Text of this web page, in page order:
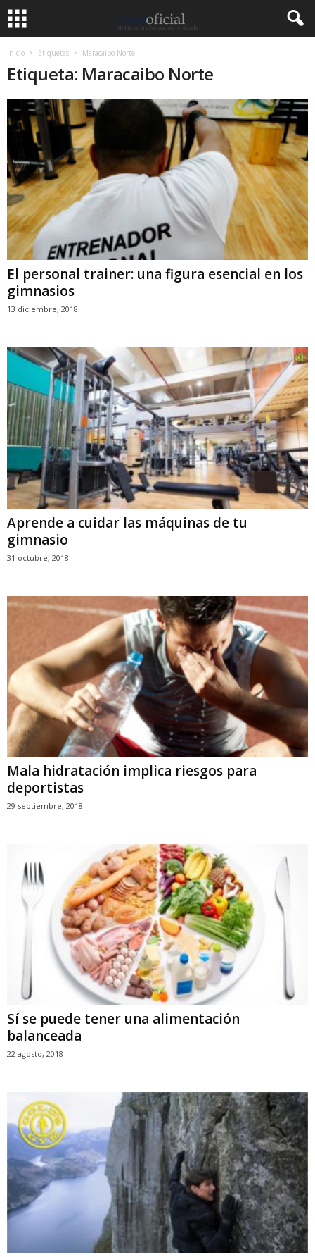
Inicio Etiquetas Maracaibo Norte
Etiqueta: Maracaibo Norte
El personal trainer: una figura esencial en los
gimnasios
13 diciembre, 2018
Aprende a cuidar las máquinas de tu
gimnasio
31 octubre, 2018
Mala hidratación implica riesgos para
deportistas
29 septiembre, 2018
Sí se puede tener una alimentación
balanceada
22 agosto, 2018